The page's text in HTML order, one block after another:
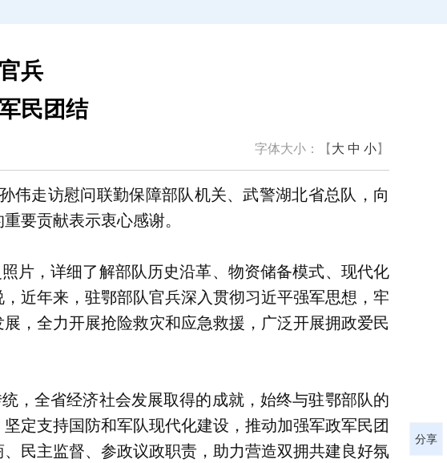
兵
民团结
字体大小：【 大 中 小】
伟走访慰问联勤保障部队机关、武警湖北省总队，向
要贡献表示衷心感谢。
片，详细了解部队历史沿革、物资储备模式、现代化
近年来，驻鄂部队官兵深入贯彻习近平强军思想，牢
，全力开展抢险救灾和应急救援，广泛开展拥政爱民
，全省经济社会发展取得的成就，始终与驻鄂部队的
定支持国防和军队现代化建设，推动加强军政军民团
民主监督、参政议政职责，助力营造双拥共建良好氛
分享